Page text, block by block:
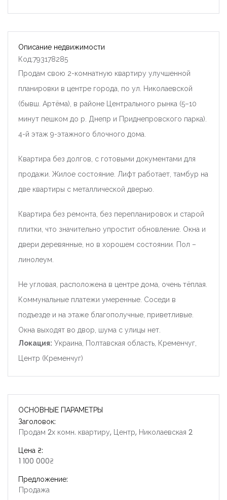
Описание недвижимости
Код:793178285
Продам свою 2-комнатную квартиру улучшенной
планировки в центре города, по ул. Николаевской
(бывш. Артёма), в районе Центрального рынка (5–10
минут пешком до р. Днепр и Приднепровского парка).
4-й этаж 9-этажного блочного дома.
Квартира без долгов, с готовыми документами для
продажи. Жилое состояние. Лифт работает, тамбур на
две квартиры с металлической дверью.
Квартира без ремонта, без перепланировок и старой
плитки, что значительно упростит обновление. Окна и
двери деревянные, но в хорошем состоянии. Пол –
линолеум.
Не угловая, расположена в центре дома, очень тёплая.
Коммунальные платежи умеренные. Соседи в
подъезде и на этаже благополучные, приветливые.
Окна выходят во двор, шума с улицы нет.
Локация: Украина, Полтавская область, Кременчуг,
Центр (Кременчуг)
ОСНОВНЫЕ ПАРАМЕТРЫ
Заголовок:
Продам 2х комн. квартиру, Центр, Николаевская 2
Цена ₴:
1 100 000₴
Предложение:
Продажа